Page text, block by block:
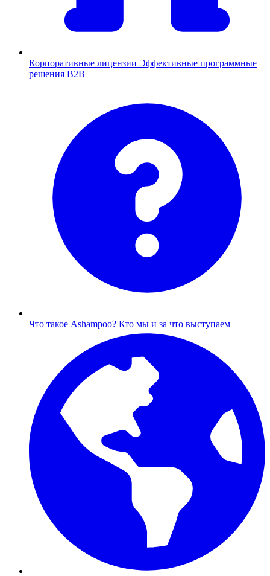
Корпоративные лицензии Эффективные программные
решения B2B
Что такое Ashampoo? Кто мы и за что выступаем